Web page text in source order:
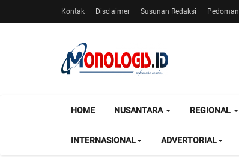
Kontak Disclaimer Susunan Redaksi
HOME NUSANTARA REGIONAL
INTERNASIONAL ADVERTORIAL